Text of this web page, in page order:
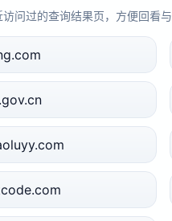
问过的查询结果页，方便回看与